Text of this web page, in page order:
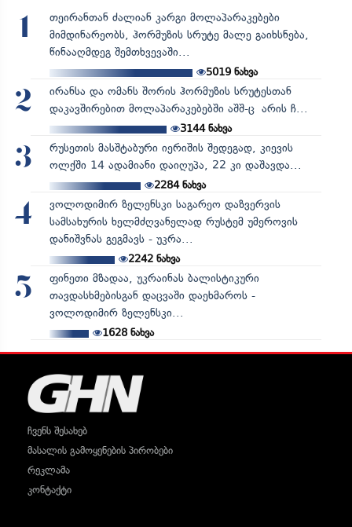
1
თეირანთან ძალიან კარგი მოლაპარაკებები
მიმდინარეობს, ჰორმუზის სრუტე მალე გაიხსნება,
წინააღმდეგ შემთხვევაში...
5019 ნახვა
2
ირანსა და ომანს შორის ჰორმუზის სრუტესთან
დაკავშირებით მოლაპარაკებებში აშშ-ც არის ჩ...
3144ნახვა
3
რუსეთის მასშტაბური იერიშის შედეგად, კიევის
ოლქში 14 ადამიანი დაიღუპა, 22 კი დაშავდა...
2284ნახვა
4
ვოლოდიმირ ზელენსკი საგარეო დაზვერვის
სამსახურის ხელმძღვანელად რუსტემ უმეროვის
დანიშვნას გეგმავს - უკრა...
2242ნახვა
5
ფინეთი მზადაა, უკრაინას ბალისტიკური
თავდასხმებისგან დაცვაში დაეხმაროს -
ვოლოდიმირ ზელენსკი...
1628ნახვა
ჩვენს შესახებ
მასალის გამოყენების პირობები
რეკლამა
კონტაქტი